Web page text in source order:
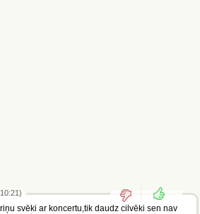
svēki ar koncertu,tik daudz cilvēki sen nav